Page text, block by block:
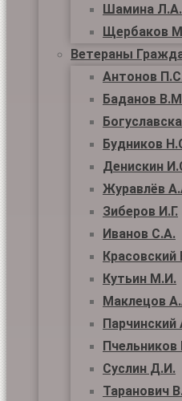
Шамина Л.А.
Щербаков
Ветераны
Антонов
Баданов
Будников
Денискин
Журавлёв
Зиберов И.Г.
Иванов С.А.
Красовский
Кутьин М.И.
Маклецов
Пчельников
Суслин Д.И.
Таранович